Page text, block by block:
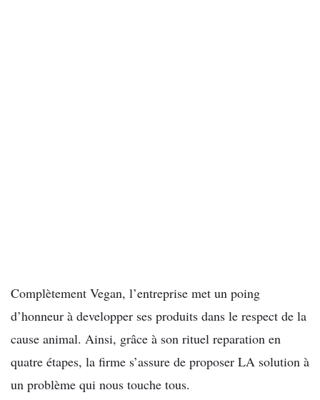
Complètement Vegan, l’entreprise met un poing
d’honneur à developper ses produits dans le respect de la
cause animal. Ainsi, grâce à son rituel reparation en
quatre étapes, la firme s’assure de proposer LA solution à
un problème qui nous touche tous.